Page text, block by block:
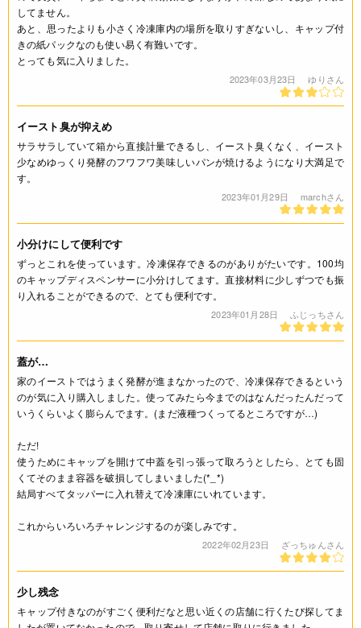
してません。
あと、思ったよりも小さく冷凍庫内の場所を取りすぎないし、キャップ付
きの紙パックなのも使い易く有難いです。
とっても気に入りました。
2023年03月23日 ゆりさん
イースト臭が抑えめ
サラサラしていて箱から直接計量できるし、イースト臭くなく、イースト
少なめゆっくり発酵のフワフワ美味しいパンが焼けるようになり大満足で
す。
2023年01月29日 marchさん
小分けにして便利です
ずっとこれを使っています。冷凍保存できるのがありがたいです。100均
のキャップディスペンサーに小分けしてます。直接材料に少しずつでも振
り入れることができるので、とても便利です。
2023年01月28日 ふじっちさん
蓋が…
家のイーストではうまく発酵が進まなかったので、冷凍保存できるという
のが気に入り購入しました。使ってみたら今までのはなんだったんだって
いうくらいよく膨らんでます。(まだ液種つくってるところですが…)
ただ!
使うためにキャップを開けて中蓋を引っ張って取ろうとしたら、とても固
くてそのまま容器を破損してしまいました(*_*)
結局すべてタッパーに入れ替えて冷凍庫にいれています。
これからいろいろチャレンジするのが楽しみです。
2022年02月23日 ざっちゅんさん
少し残念
キャップ付きなのがすごく便利だなと思い近くの店舗に行くたび探してま